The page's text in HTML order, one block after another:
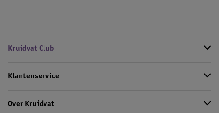
Kruidvat Club
Klantenservice
Over Kruidvat